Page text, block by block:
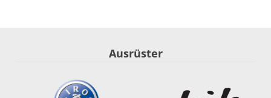
Ausrüster